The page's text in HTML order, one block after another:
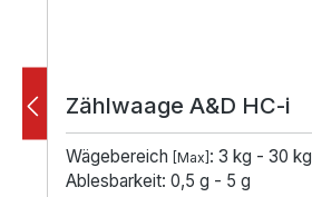
Zählwaage A&D HC-i
Wägebereich [Max] : 3 kg - 30 kg
Ablesbarkeit: 0,5 g - 5 g